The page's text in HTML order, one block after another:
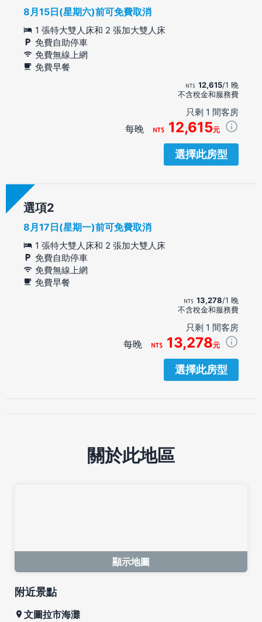
8月15日(星期六)前可免費取消
1 張特大雙人床和 2 張加大雙人床
免費自助停車
免費無線上網
免費早餐
12,615/1 晚
不含稅金和服務費
只剩 1 間客房
每晚 12,615元
選擇此房型
選項
8月17日(星期一)前可免費取消
1 張特大雙人床和 2 張加大雙人床
免費自助停車
免費無線上網
免費早餐
13,278/1 晚
不含稅金和服務費
只剩 1 間客房
每晚 13,278元
選擇此房型
關於此地區
顯示地圖
附近景點
文圖拉市海灘